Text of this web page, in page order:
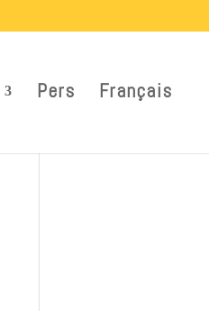
Pers Français